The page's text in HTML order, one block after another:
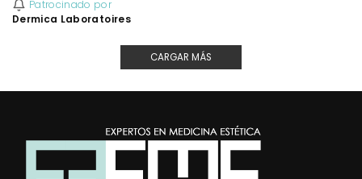
Patrocinado por
Dermica Laboratoires
CARGAR MÁS